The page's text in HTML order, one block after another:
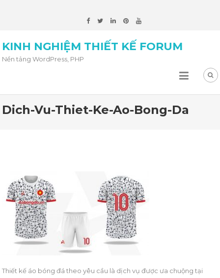
KINH NGHIỆM THIẾT KẾ FORUM
Nền tảng WordPress, PHP
Dich-Vu-Thiet-Ke-Ao-Bong-Da
Thiết kế áo bóng đá theo yêu cầu là dịch vụ được ưa chuộng tại